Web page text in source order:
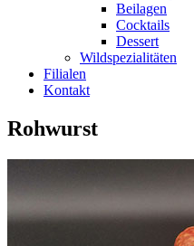
Beilagen
Cocktails
Dessert
Wildspezialitäten
Filialen
Kontakt
Rohwurst